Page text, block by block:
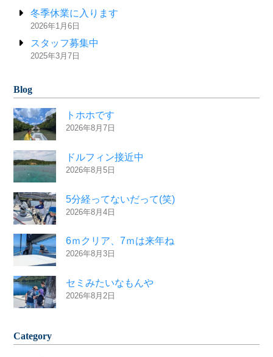
冬季休業に入ります
2026年1月6日
スタッフ募集中
2025年3月7日
Blog
トホホです
2026年8月7日
ドルフィン接近中
2026年8月5日
5分経ってないだって(笑)
2026年8月4日
6ｍクリア、7ｍは来年ね
2026年8月3日
セミみたいなもんや
2026年8月2日
Category